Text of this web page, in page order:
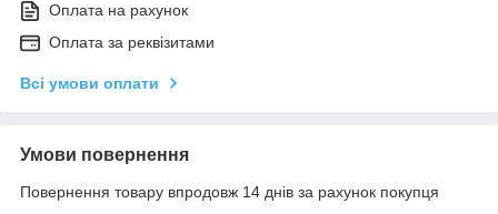
Оплата на рахунок
Оплата за реквізитами
Всі умови оплати
Умови повернення
Повернення товару впродовж 14 днів за рахунок покупця